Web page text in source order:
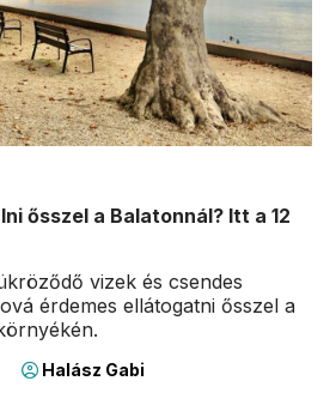
ősszel a Balatonnál? Itt a 12
vizek és csendes
érdemes ellátogatni ősszel a
Halász Gabi